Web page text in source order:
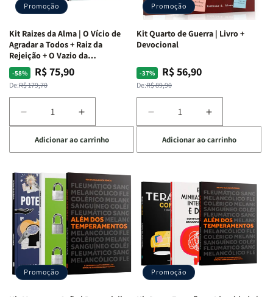
Promoção
Kit Raizes da Alma | O Vício de
Agradar a Todos + Raiz da
Rejeição + O Vazio da
Insatisfação.
-58%
Preço
normal
De:R$ 179,70
Preço
promocional
R$ 75,90
Diminuir
a
quantidade
de
Raizes
da
Alma
|
O
Vício
Agradar
a
Aumentar
a
quantidade
de
Raizes
da
Alma
|
O
Vício
de
Agradar
Adicionar ao carrinho
Promoção
Kit Quarto de Guerra | Livro +
Devocional
-37%
Preço
normal
De:R$ 89,90
Preço
promocional
R$ 56,90
Diminuir
a
quantidade
de
Quarto
de
Guerra
Livro
+
Devocional
Aumentar
a
quantidade
de
Quarto
de
Guerra
|
Livro
+
Devocional
Adicionar ao carrinho
Promoção Promoção